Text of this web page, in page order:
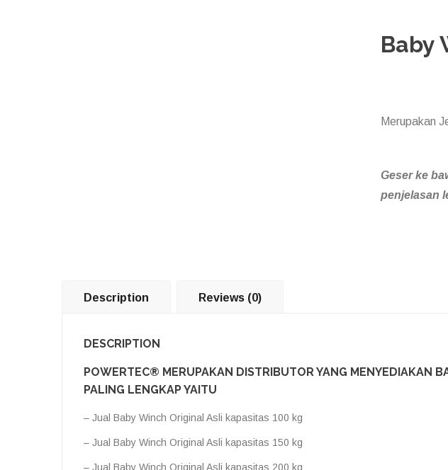
Baby
Merupakan
Geser ke
penjelasan
Description Reviews (0)
DESCRIPTION
POWERTEC® MERUPAKAN DISTRIBUTOR YANG MENYEDIAKAN
PALING LENGKAP YAITU
– Jual Baby Winch Original Asli kapasitas 100 kg
– Jual Baby Winch Original Asli kapasitas 150 kg
– Jual Baby Winch Original Asli kapasitas 200 kg